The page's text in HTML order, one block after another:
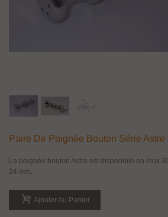
Paire De Poignée Bouton Série Astre
La poignée bouton Astre est disponible en inox
24 mm.
Ajouter Au Panier